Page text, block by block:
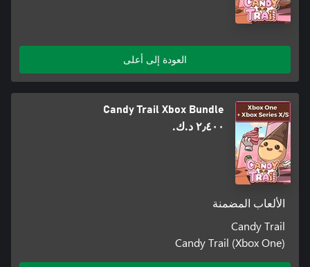
العودة إلى أعلى
Candy Trail Xbox Bundle
٢٫٤٠٠ د.ك.‏
الألعاب المضمنة
Candy Trail
Candy Trail (Xbox One)